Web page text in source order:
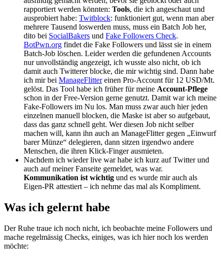
rapportiert werden könnten: Tools, die ich angeschaut und
ausprobiert habe: Twitblock: funktioniert gut, wenn man aber
mehrere Tausend loswerden muss, muss ein Batch Job her,
dito bei SocialBakers und Fake Followers Check.
BotPwn.org findet die Fake Followers und lässt sie in einem
Batch-Job löschen. Leider werden die gefundenen Accounts
nur unvollständig angezeigt, ich wusste also nicht, ob ich
damit auch Twitterer blocke, die mir wichtig sind. Dann habe
ich mir bei ManageFlittereinen Pro-Account für 12 USD/Mt.
gelöst. Das Tool habe ich früher für meine Account-Pflege
schon in der Free-Version gerne genutzt. Damit war ich meine
Fake-Followers im Nu los. Man muss zwar auch hier jeden
einzelnen manuell blocken, die Maske ist aber so aufgebaut,
dass das ganz schnell geht. Wer diesen Job nicht selber
machen will, kann ihn auch an ManageFlitter gegen „Einwurf
barer Münze“ delegieren, dann sitzen irgendwo andere
Menschen, die ihren Klick-Finger ausmieten.
Nachdem ich wieder live war habe ich kurz auf Twitter und
auch auf meiner Fanseite gemeldet, was war.
Kommunikation ist wichtig und es wurde mir auch als
Eigen-PR attestiert – ich nehme das mal als Kompliment.
Was ich gelernt habe
Der Ruhe traue ich noch nicht, ich beobachte meine Followers und
mache regelmässig Checks, einiges, was ich hier noch los werden
möchte: